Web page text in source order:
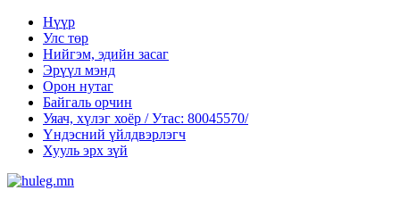
Нүүр
Улс төр
Нийгэм, эдийн засаг
Эрүүл мэнд
Орон нутаг
Байгаль орчин
Уяач, хүлэг хоёр / Утас: 80045570/
Үндэсний үйлдвэрлэгч
Хууль эрх зүй